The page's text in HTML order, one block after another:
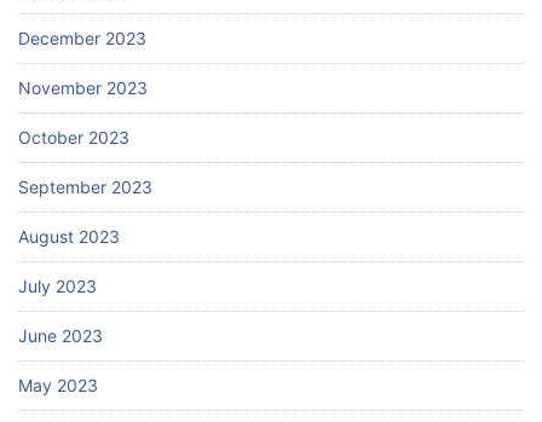
December 2023
November 2023
October 2023
September 2023
August 2023
July 2023
June 2023
May 2023